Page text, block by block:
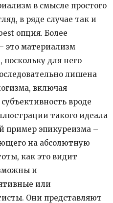
в смысле простого
в ряде случае так и
опция. Более
это материализм
для него
лишена
включая
вроде
такого идеала
пример эпикуреизма –
на абсолютную
как это видит
и
или
Они представляют